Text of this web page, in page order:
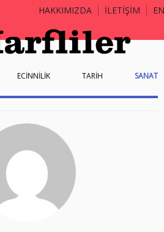
HAKKIMIZDA İLETİŞİM
ECİNNİLİK TARİH SANAT